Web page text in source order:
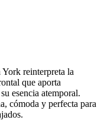
reinterpreta la
que aporta
esencia atemporal.
cómoda y perfecta para